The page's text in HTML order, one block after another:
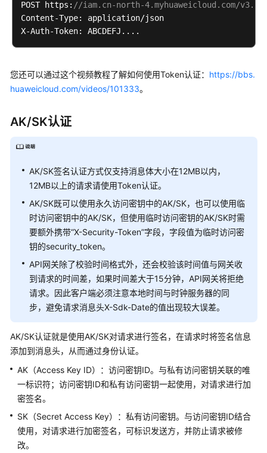
API
说
明
业
中
说
明
权
限
略
和
授
权
项
史
API
附
录
SDK
参
视
频
POST https: //iam.cn-north-4.myhuaweicloud.com/v3.0/
Content-Type: application/json
您还可以通过这个视频教程了解如何使用Token认证： https://bbs.
huaweicloud.com/videos/101333。
AK/SK认证
AK/SK签名认证方式仅支持消息体大小在12MB以内，
12MB以上的请求请使用Token认证。
AK/SK既可以使用永久访问密钥中的AK/SK，也可以使用临
时访问密钥中的AK/SK，但使用临时访问密钥的AK/SK时需
要额外携带“X-Security-Token”字段，字段值为临时访问密
钥的security_token。
API网关除了校验时间格式外，还会校验该时间值与网关收
到请求的时间差，如果时间差大于15分钟，API网关将拒绝
请求。因此客户端必须注意本地时间与时钟服务器的同
步，避免请求消息头X-Sdk-Date的值出现较大误差。
AK/SK认证就是使用AK/SK对请求进行签名，在请求时将签名信息
添加到消息头，从而通过身份认证。
AK（Access Key ID）：访问密钥ID。与私有访问密钥关联的唯
一标识符；访问密钥ID和私有访问密钥一起使用，对请求进行加
密签名。
SK（Secret Access Key）：私有访问密钥。与访问密钥ID结合
使用，对请求进行加密签名，可标识发送方，并防止请求被修
改。